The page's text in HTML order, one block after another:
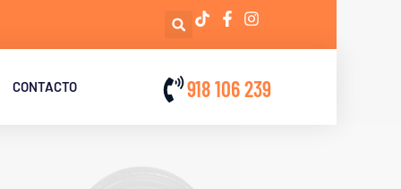
CONTACTO 918 106 239